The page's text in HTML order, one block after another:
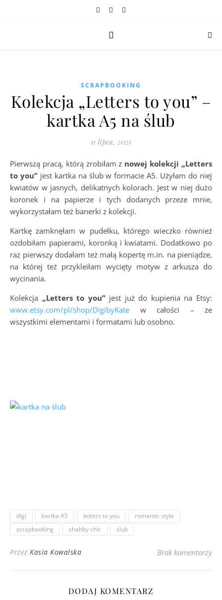
SCRAPBOOKING
Kolekcja „Letters to you” –
kartka A5 na ślub
11 lipca, 2021
Pierwszą pracą, którą zrobiłam z nowej kolekcji „Letters
to you”jest kartka na ślub w formacie A5. Użyłam do niej
kwiatów w jasnych, delikatnych kolorach. Jest w niej dużo
koronek i na papierze i tych dodanych przeze mnie,
wykorzystałam też banerki z kolekcji.
Kartkę zamknęłam w pudełku, którego wieczko również
ozdobiłam papierami, koronką i kwiatami. Dodatkowo po
raz pierwszy dodałam też małą kopertę m.in. na pieniądze,
na której też przykleiłam wycięty motyw z arkusza do
wycinania.
Kolekcja „Letters to you”jest już do kupienia na Etsy:
www.etsy.com/pl/shop/DigibyKate w całości – ze
wszystkimi elementami i formatami lub osobno.
digi kartka A5 letters to you
romantic style
scrapbooking
shabby chic ślub
Przez Kasia Kowalska Brak komentarzy
DODAJ KOMENTARZ